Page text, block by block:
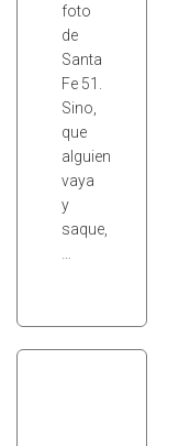
foto
de
Santa
Fe 51.
Sino,
que
alguien
vaya
y
saque,